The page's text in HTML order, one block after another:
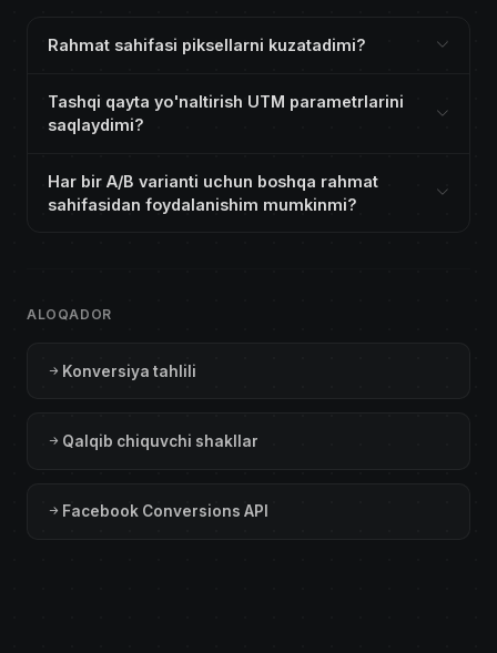
Rahmat sahifasi piksellarni kuzatadimi?
Tashqi qayta yo'naltirish UTM parametrlarini
saqlaydimi?
Har bir A/B varianti uchun boshqa rahmat
sahifasidan foydalanishim mumkinmi?
ALOQADOR
Konversiya tahlili
Qalqib chiquvchi shakllar
Facebook Conversions API